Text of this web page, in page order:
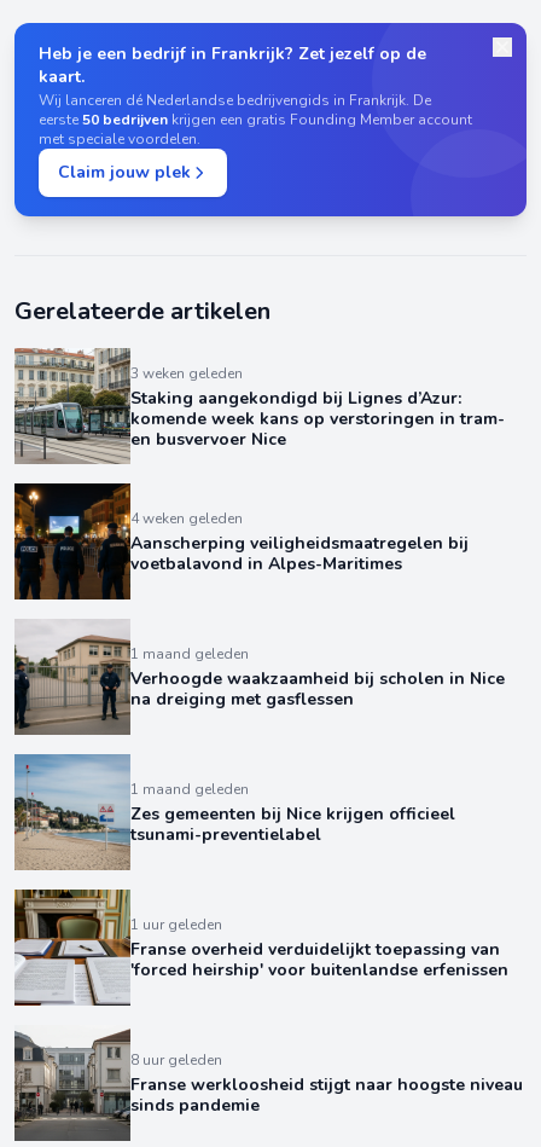
Heb je een bedrijf in Frankrijk? Zet jezelf op de
kaart.
Wij lanceren dé Nederlandse bedrijvengids in Frankrijk. De
eerste50 bedrijven krijgen een gratis Founding Member account
met speciale voordelen.
Claim jouw plek
Gerelateerde artikelen
3 weken geleden
Staking aangekondigd bij Lignes d’Azur:
komende week kans op verstoringen in tram-
en busvervoer Nice
4 weken geleden
Aanscherping veiligheidsmaatregelen bij
voetbalavond in Alpes-Maritimes
1 maand geleden
Verhoogde waakzaamheid bij scholen in Nice
na dreiging met gasflessen
1 maand geleden
Zes gemeenten bij Nice krijgen officieel
tsunami-preventielabel
1 uur geleden
Franse overheid verduidelijkt toepassing van
'forced heirship' voor buitenlandse erfenissen
8 uur geleden
Franse werkloosheid stijgt naar hoogste niveau
sinds pandemie